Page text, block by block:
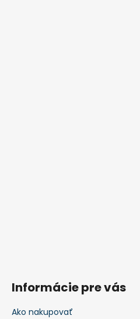
Informácie pre vás
Ako nakupovať